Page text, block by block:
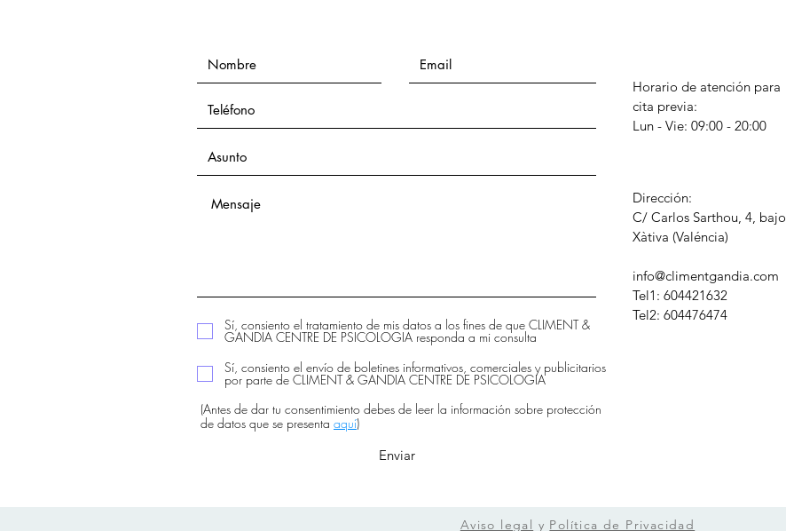
Sí, consiento el tratamiento de mis datos a los fines de que CLIMENT &
GANDIA CENTRE DE PSICOLOGIA responda a mi consulta
Sí, consiento el envío de boletines informativos, comerciales y publicitarios
por parte de CLIMENT & GANDIA CENTRE DE PSICOLOGIA
(Antes de dar tu consentimiento debes de leer la información sobre protección
de datos que se presenta aquí)
Enviar
Horario de atención para
cita previa:
Lun - Vie: 09:00 - 20:00
Dirección:
C/ Carlos Sarthou, 4, bajo
​Xàtiva (Valéncia)
info@climentgandia.com
Tel1: 604421632
Tel2: 604476474
Aviso legal y Política de Privacidad